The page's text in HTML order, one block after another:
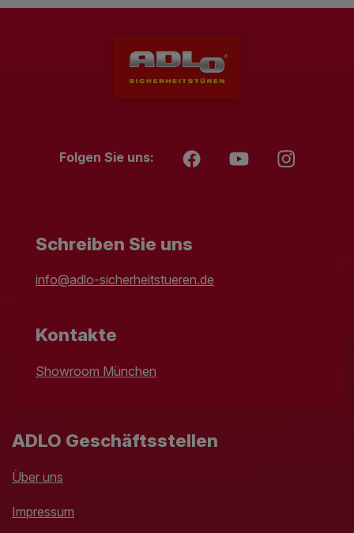
Folgen Sie uns:
Schreiben Sie uns
info@adlo-sicherheitstueren.de
Kontakte
Showroom München
ADLO Geschäftsstellen
Über uns
Impressum